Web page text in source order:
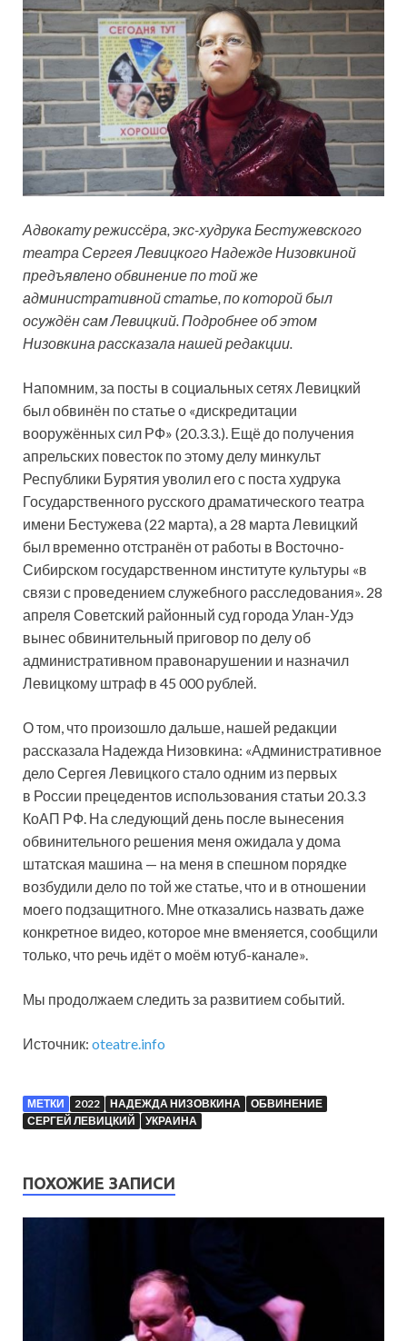
Адвокату режиссёра, экс-худрука Бестужевского
театра Сергея Левицкого Надежде Низовкиной
предъявлено обвинение по той же
административной статье, по которой был
осуждён сам Левицкий. Подробнее об этом
Низовкина рассказала нашей редакции.
Напомним, за посты в социальных сетях Левицкий
был обвинён по статье о «дискредитации
вооружённых сил РФ» (20.3.3.). Ещё до получения
апрельских повесток по этому делу минкульт
Республики Бурятия уволил его с поста худрука
Государственного русского драматического театра
имени Бестужева (22 марта), а 28 марта Левицкий
был временно отстранён от работы в Восточно-
Сибирском государственном институте культуры «в
связи с проведением служебного расследования». 28
апреля Советский районный суд города Улан-Удэ
вынес обвинительный приговор по делу об
административном правонарушении и назначил
Левицкому штраф в 45 000 рублей.
О том, что произошло дальше, нашей редакции
рассказала Надежда Низовкина: «Административное
дело Сергея Левицкого стало одним из первых
в России прецедентов использования статьи 20.3.3
КоАП РФ. На следующий день после вынесения
обвинительного решения меня ожидала у дома
штатская машина — на меня в спешном порядке
возбудили дело по той же статье, что и в отношении
моего подзащитного. Мне отказались назвать даже
конкретное видео, которое мне вменяется, сообщили
только, что речь идёт о моём ютуб-канале».
Мы продолжаем следить за развитием событий.
Источник: oteatre.info
МЕТКИ 2022 НАДЕЖДА НИЗОВКИНА
ОБВИНЕНИЕ
СЕРГЕЙ ЛЕВИЦКИЙ
УКРАИНА
ПОХОЖИЕ ЗАПИСИ